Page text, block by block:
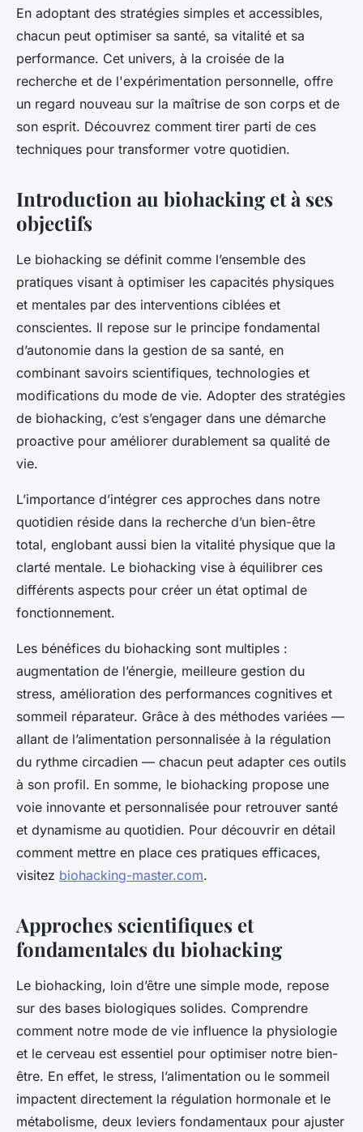
En adoptant des stratégies simples et accessibles,
chacun peut optimiser sa santé, sa vitalité et sa
performance. Cet univers, à la croisée de la
recherche et de l'expérimentation personnelle, offre
un regard nouveau sur la maîtrise de son corps et de
son esprit. Découvrez comment tirer parti de ces
techniques pour transformer votre quotidien.
Introduction au biohacking et à ses
objectifs
Le biohacking se définit comme l’ensemble des
pratiques visant à optimiser les capacités physiques
et mentales par des interventions ciblées et
conscientes. Il repose sur le principe fondamental
d’autonomie dans la gestion de sa santé, en
combinant savoirs scientifiques, technologies et
modifications du mode de vie. Adopter des stratégies
de biohacking, c’est s’engager dans une démarche
proactive pour améliorer durablement sa qualité de
vie.
L’importance d’intégrer ces approches dans notre
quotidien réside dans la recherche d’un bien-être
total, englobant aussi bien la vitalité physique que la
clarté mentale. Le biohacking vise à équilibrer ces
différents aspects pour créer un état optimal de
fonctionnement.
Les bénéfices du biohacking sont multiples :
augmentation de l’énergie, meilleure gestion du
stress, amélioration des performances cognitives et
sommeil réparateur. Grâce à des méthodes variées —
allant de l’alimentation personnalisée à la régulation
du rythme circadien — chacun peut adapter ces outils
à son profil. En somme, le biohacking propose une
voie innovante et personnalisée pour retrouver santé
et dynamisme au quotidien. Pour découvrir en détail
comment mettre en place ces pratiques efficaces,
visitez biohacking-master.com.
Approches scientifiques et
fondamentales du biohacking
Le biohacking, loin d’être une simple mode, repose
sur des bases biologiques solides. Comprendre
comment notre mode de vie influence la physiologie
et le cerveau est essentiel pour optimiser notre bien-
être. En effet, le stress, l’alimentation ou le sommeil
impactent directement la régulation hormonale et le
métabolisme, deux leviers fondamentaux pour ajuster